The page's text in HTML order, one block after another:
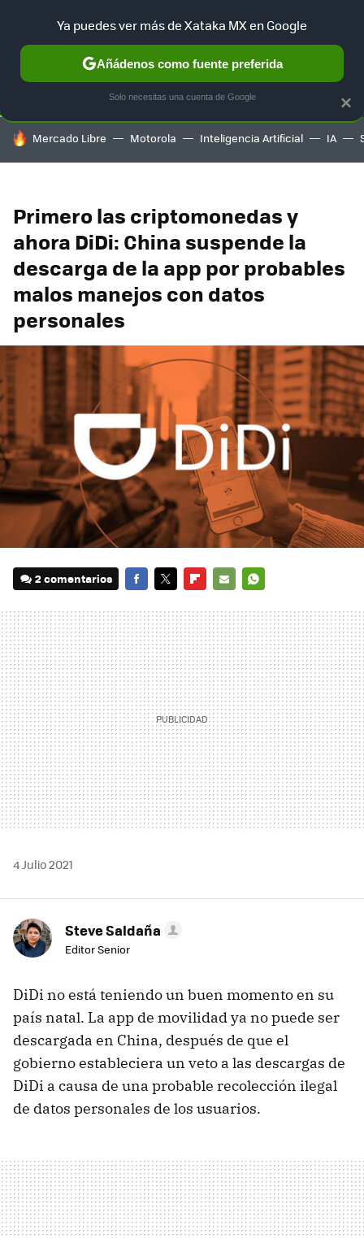
SELECCIÓN GAMING HOME AUTO TERRITORIO
HOY SE HABLA DE
Mercado Libre Motorola Inteligencia Artificial IA
Primero las criptomonedas y
ahora DiDi: China suspende la
descarga de la app por probables
malos manejos con datos
personales
2 comentarios
MAIL
4 Julio 2021
Steve Saldaña
Editor Senior
DiDi no está teniendo un buen momento en su
país natal. La app de movilidad ya no puede ser
descargada en China, después de que el
gobierno estableciera un veto a las descargas de
DiDi a causa de una probable recolección ilegal
de datos personales de los usuarios.
×
Ya puedes ver más de Xataka MX en Google
Añádenos como fuente preferida
Solo necesitas una cuenta de Google